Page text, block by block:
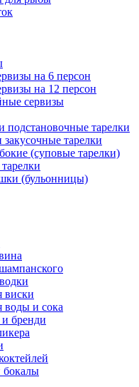
на 6 персон
на 12 персон
сервизы
подстановочные тарелки
тарелки
(суповые тарелки)
(бульонницы)
виски
воды и сока
и бренди